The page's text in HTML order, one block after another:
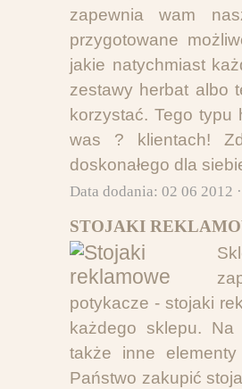
zapewnia wam
przygotowane
jakie natychmiast
zestawy herbat albo
korzystać. Tego
was ? klientach!
doskonałego dla
Data dodania: 02 06 2012
STOJAKI
potykacze - stojaki
każdego sklepu. Na
także inne
Państwo zakupić